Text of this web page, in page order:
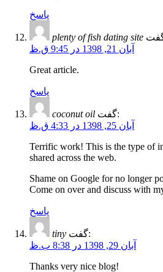
پاسخ
plenty of fish dating site
آبان 21, 1398 در 9:45 ق.ظ
Great article.
پاسخ
coconut oil
گفت:
آبان 25, 1398 در 4:33 ق.ظ
Terrific work! This is the type of
shared across the web.
Shame on Google for no longer
Come on over and discuss with
پاسخ
tiny
گفت:
آبان 29, 1398 در 8:38 ب.ظ
Thanks very nice blog!